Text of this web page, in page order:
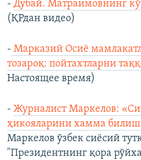
- Дубай. Матраимовнинг
(ҚРдан видео​)
- Марказий Осиё
тозароқ: пойтахтларни
Настоящее время)
- Журналист Маркелов:
ҳикояларини хамма
Маркелов ўзбек сиёсий
"Президентнинг қора